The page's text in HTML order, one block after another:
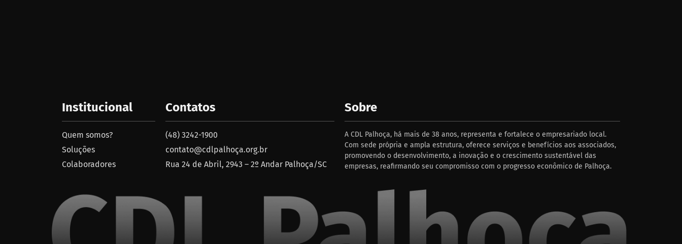
Institucional
Quem somos?
Soluções
Colaboradores
Contatos
(48) 3242-1900
contato@cdlpalhoça.org.br
Rua 24 de Abril, 2943 – 2º Andar Palhoça/SC
Sobre
A CDL Palhoça, há mais de 38 anos, representa e fortalece o empresariado local.
Com sede própria e ampla estrutura, oferece serviços e benefícios aos associados,
promovendo o desenvolvimento, a inovação e o crescimento sustentável das
empresas, reafirmando seu compromisso com o progresso econômico de Palhoça.